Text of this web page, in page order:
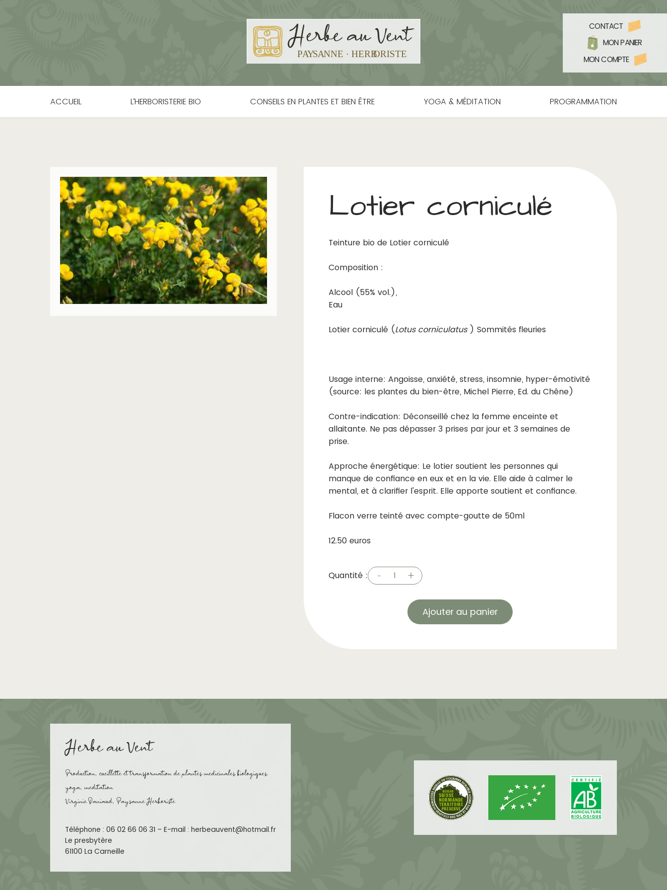
CONTACT
MON PANIER
MON COMPTE
ACCUEIL L’HERBORISTERIE BIO CONSEILS EN PLANTES ET BIEN ÊTRE YOGA & MÉDITATION PROGRAMMATION
Lotier corniculé
Teinture bio de Lotier corniculé
Composition :
Alcool (55% vol.),
Eau
Lotier corniculé (Lotus corniculatus ) Sommités fleuries
Usage interne: Angoisse, anxiété, stress, insomnie, hyper-émotivité
(source: les plantes du bien-être, Michel Pierre, Ed. du Chêne)
Contre-indication: Déconseillé chez la femme enceinte et
allaitante. Ne pas dépasser 3 prises par jour et 3 semaines de
prise.
Approche énergétique: Le lotier soutient les personnes qui
manque de confiance en eux et en la vie. Elle aide à calmer le
mental, et à clarifier l'esprit. Elle apporte soutient et confiance.
Flacon verre teinté avec compte-goutte de 50ml
12.50 euros
Quantité : - 1 +
Ajouter au panier
Herbe au Vent
Production, cueillette et transformation de plantes medicinales biologiques.
yoga, meditation
Virginie Daniaud, Paysanne Herboriste
Téléphone : 06 02 66 06 31 – E-mail : herbeauvent@hotmail.fr
Le presbytère
61100 La Carneille